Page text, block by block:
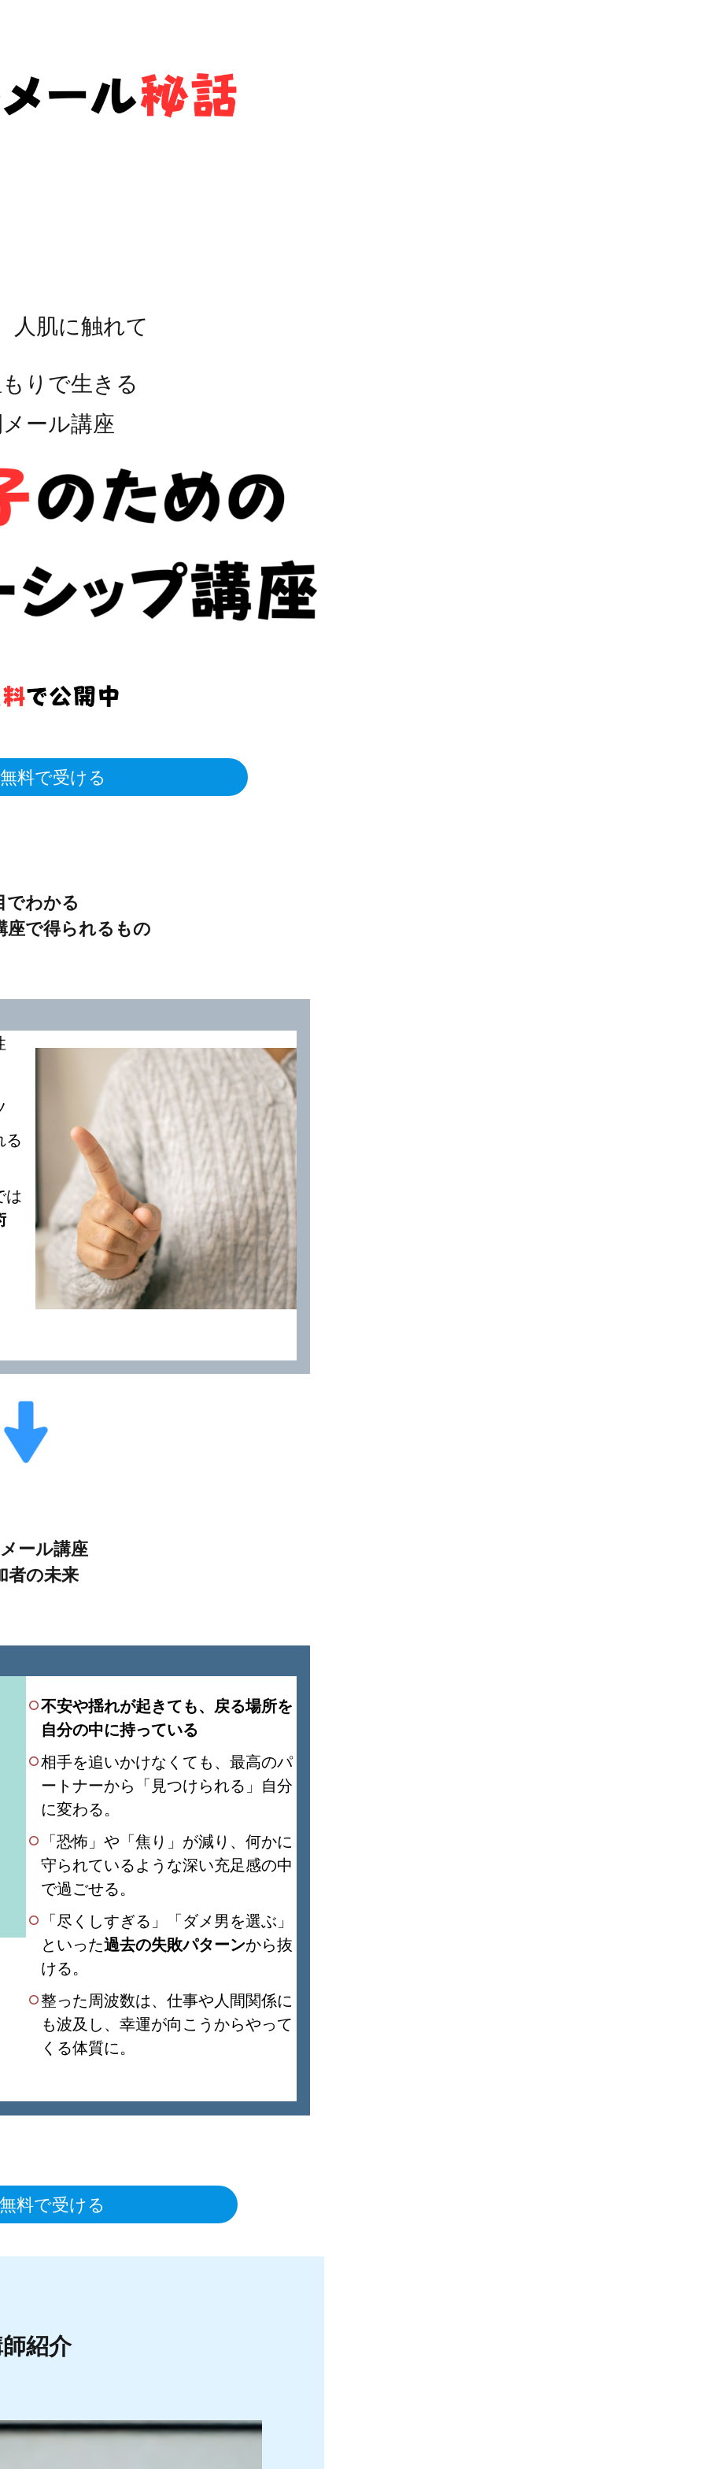
人肌に触れて
りで生きる
ール講座
料で受ける
でわかる
座で得られるもの
る
は
ール講座
者の未来
不安や揺れが起きても、戻る場所を
自分の中に持っている
相手を追いかけなくても、最高のパ
ートナーから「見つけられる」自分
に変わる。
「恐怖」や「焦り」が減り、何かに
守られているような深い充足感の中
で過ごせる。
「尽くしすぎる」「ダメ男を選ぶ」
といった過去の失敗パターンから抜
ける。
整った周波数は、仕事や人間関係に
も波及し、幸運が向こうからやって
くる体質に。
料で受ける
紹介